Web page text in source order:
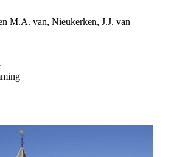
M.A. van, Nieukerken, J.J. van